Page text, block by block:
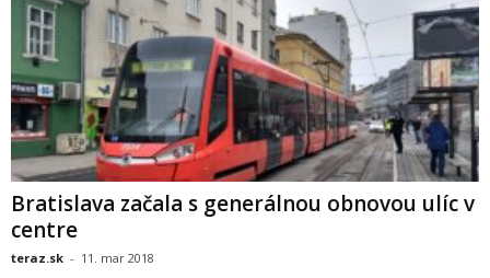
Bratislava začala s generálnou obnovou ulíc v
centre
teraz.sk - 11. mar 2018